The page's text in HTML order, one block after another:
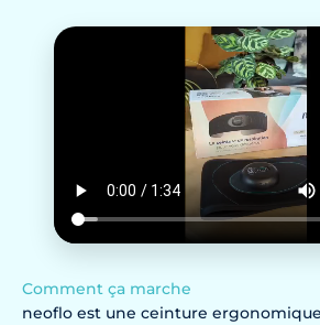
Comment ça marche
neoflo est une ceinture